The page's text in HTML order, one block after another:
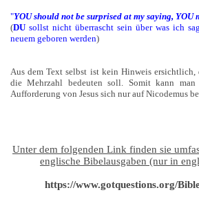
"YOU should not be surprised at my saying, YOU
(DU sollst nicht überrascht sein über was ich
neuem geboren werden)
Aus dem Text selbst ist kein Hinweis ersichtlich,
die Mehrzahl bedeuten soll. Somit kann man
Aufforderung von Jesus sich nur auf Nicodemus
Unter dem folgenden Link finden sie
englische Bibelausgaben (nur in
https://www.gotquestions.org/